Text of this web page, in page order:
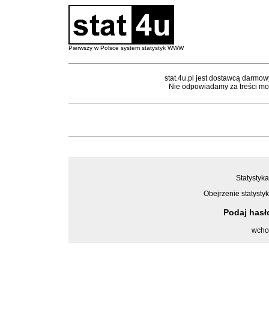
Pierwszy w Polsce system statystyk WWW
stat.4u.pl jest dostawcą
Nie odpowiadamy za treści
Obejrzenie
Podaj